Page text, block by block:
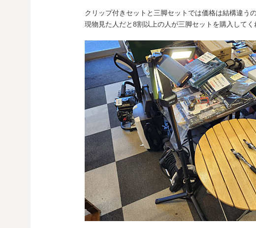
クリップ付きセットと三脚セットでは価格は結構違う
現物見た人だと8割以上の人が三脚セットを購入してく